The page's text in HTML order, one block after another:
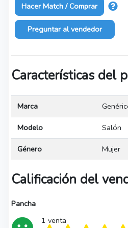
Hacer Match / Comprar
Preguntar al vendedor
Características del
Marca
Modelo Salón
Género Mujer
Calificación del
Pancha
1 venta